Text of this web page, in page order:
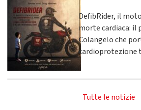
DefibRider, il
morte cardiaca:
Colangelo che
cardioprotezione
Tutte le notizie